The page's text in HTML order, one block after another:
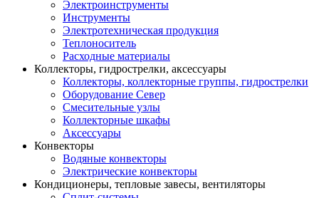
Электроинструменты
Инструменты
Электротехническая продукция
Теплоноситель
Расходные материалы
Коллекторы, гидрострелки, аксессуары
Коллекторы, коллекторные группы, гидрострелки
Оборудование Север
Смесительные узлы
Коллекторные шкафы
Аксессуары
Конвекторы
Водяные конвекторы
Электрические конвекторы
Кондиционеры, тепловые завесы, вентиляторы